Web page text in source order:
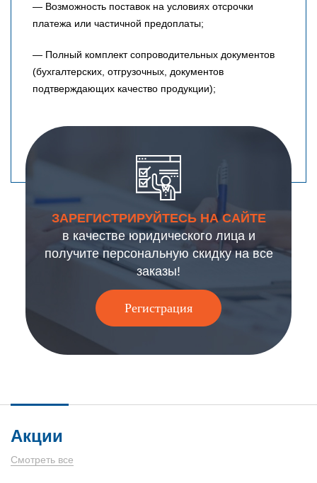
— Возможность поставок на условиях отсрочки
платежа или частичной предоплаты;
— Полный комплект сопроводительных документов
(бухгалтерских, отгрузочных, документов
подтверждающих качество продукции);
ЗАРЕГИСТРИРУЙТЕСЬ НА САЙТЕ
в качестве юридического лица и
получите персональную скидку на все
заказы!
Регистрация
Акции
Смотреть все